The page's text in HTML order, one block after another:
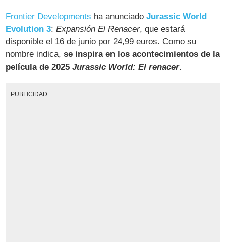
Frontier Developments ha anunciadoJurassic World
Evolution 3:Expansión El Renacer, que estará
disponible el 16 de junio por 24,99 euros. Como su
nombre indica,se inspira en los acontecimientos de la
película de 2025Jurassic World: El renacer.
PUBLICIDAD